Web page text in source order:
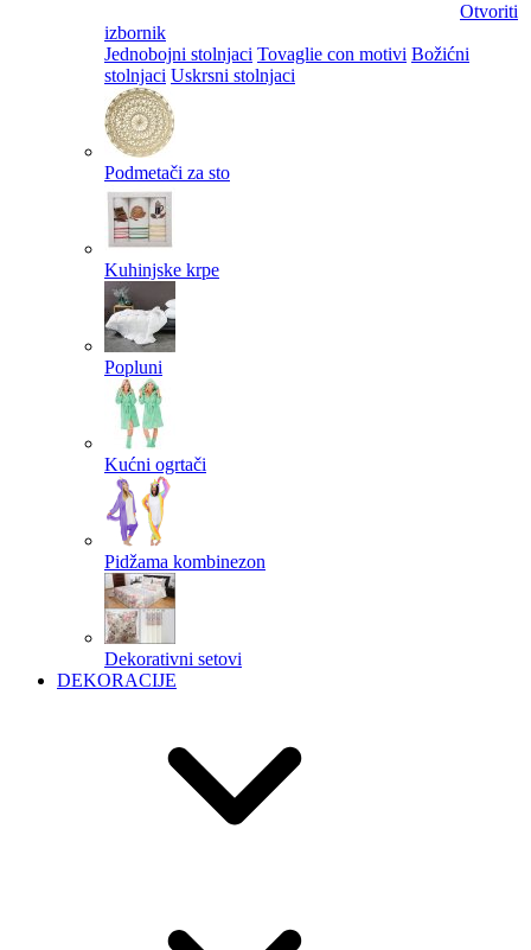
Otvoriti
izbornik
Jednobojni stolnjaci Tovaglie con motivi Božićni
stolnjaci Uskrsni stolnjaci
Podmetači za sto
Kuhinjske krpe
Popluni
Kućni ogrtači
Pidžama kombinezon
Dekorativni setovi
DEKORACIJE